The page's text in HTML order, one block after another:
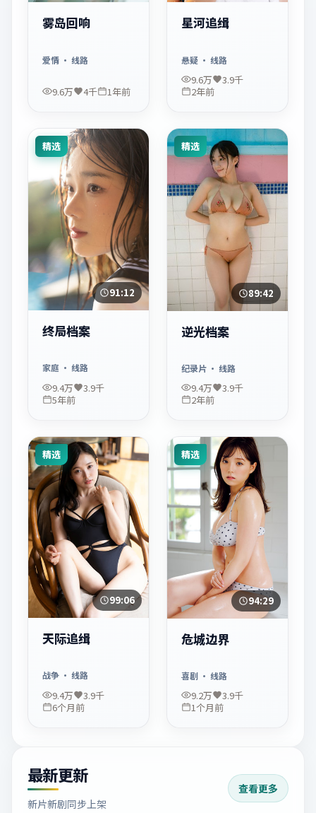
雾岛回响
爱情· 线路
9.6万 4千 1年前
星河追缉
悬疑 · 线路
9.6万
3.9千
2年前
精选
91:12
终局档案
家庭 · 线路
9.4万
3.9千
5年前
精选
89:42
逆光档案
纪录片 · 线路
9.4万
3.9千
2年前
精选
99:06
天际追缉
战争· 线路
9.4万
3.9千
6个月前
精选
94:29
危城边界
喜剧 · 线路
9.2万
3.9千
1个月前
最新更新
新片新剧同步上架
查看更多